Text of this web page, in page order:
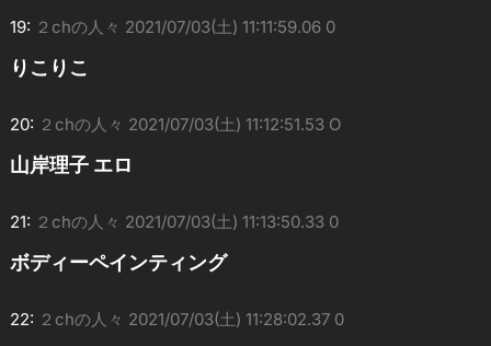
19: ２chの人々 2021/07/03(土) 11:11:59.06 0
りこりこ
20: ２chの人々 2021/07/03(土) 11:12:51.53 O
山岸理子 エロ
21: ２chの人々 2021/07/03(土) 11:13:50.33 0
ボディーペインティング
22: ２chの人々 2021/07/03(土) 11:28:02.37 0